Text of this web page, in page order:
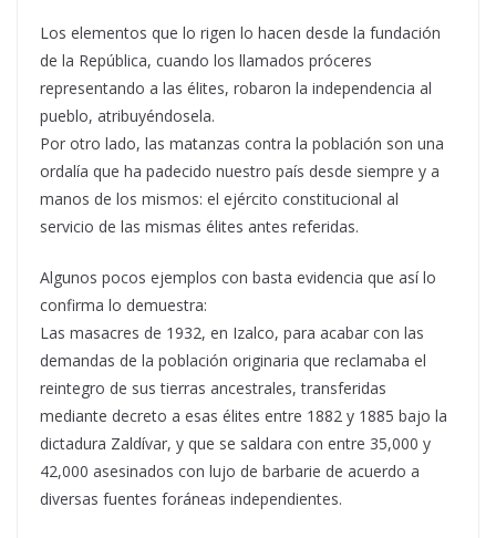
Los elementos que lo rigen lo hacen desde la fundación
de la República, cuando los llamados próceres
representando a las élites, robaron la independencia al
pueblo, atribuyéndosela.
Por otro lado, las matanzas contra la población son una
ordalía que ha padecido nuestro país desde siempre y a
manos de los mismos: el ejército constitucional al
servicio de las mismas élites antes referidas.
Algunos pocos ejemplos con basta evidencia que así lo
confirma lo demuestra:
Las masacres de 1932, en Izalco, para acabar con las
demandas de la población originaria que reclamaba el
reintegro de sus tierras ancestrales, transferidas
mediante decreto a esas élites entre 1882 y 1885 bajo la
dictadura Zaldívar, y que se saldara con entre 35,000 y
42,000 asesinados con lujo de barbarie de acuerdo a
diversas fuentes foráneas independientes.